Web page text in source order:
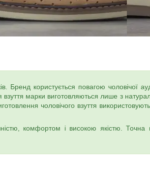
користується повагою чоловічої
марки виготовляються лише з
чоловічого взуття
комфортом і високою якістю. Точна